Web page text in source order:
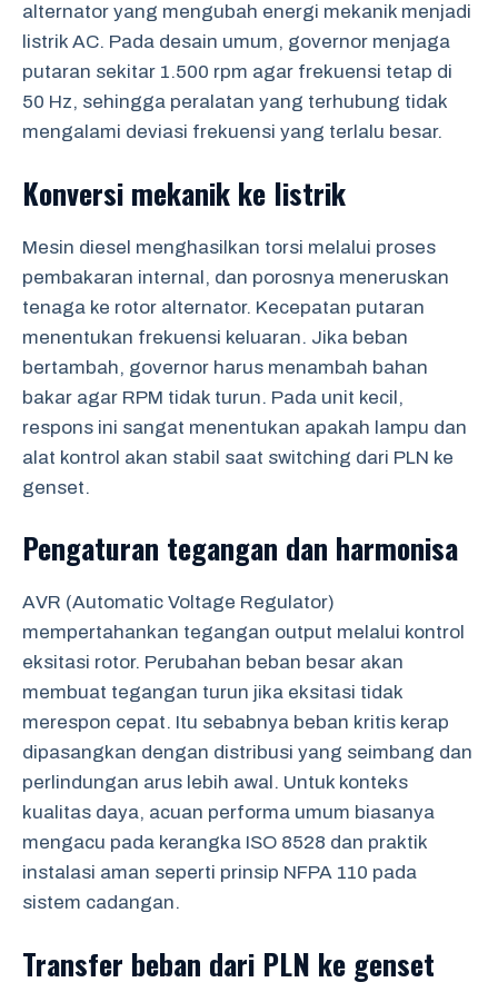
alternator yang mengubah energi mekanik menjadi
listrik AC. Pada desain umum, governor menjaga
putaran sekitar 1.500 rpm agar frekuensi tetap di
50 Hz, sehingga peralatan yang terhubung tidak
mengalami deviasi frekuensi yang terlalu besar.
Konversi mekanik ke listrik
Mesin diesel menghasilkan torsi melalui proses
pembakaran internal, dan porosnya meneruskan
tenaga ke rotor alternator. Kecepatan putaran
menentukan frekuensi keluaran. Jika beban
bertambah, governor harus menambah bahan
bakar agar RPM tidak turun. Pada unit kecil,
respons ini sangat menentukan apakah lampu dan
alat kontrol akan stabil saat switching dari PLN ke
genset.
Pengaturan tegangan dan harmonisa
AVR (Automatic Voltage Regulator)
mempertahankan tegangan output melalui kontrol
eksitasi rotor. Perubahan beban besar akan
membuat tegangan turun jika eksitasi tidak
merespon cepat. Itu sebabnya beban kritis kerap
dipasangkan dengan distribusi yang seimbang dan
perlindungan arus lebih awal. Untuk konteks
kualitas daya, acuan performa umum biasanya
mengacu pada kerangka ISO 8528 dan praktik
instalasi aman seperti prinsip NFPA 110 pada
sistem cadangan.
Transfer beban dari PLN ke genset